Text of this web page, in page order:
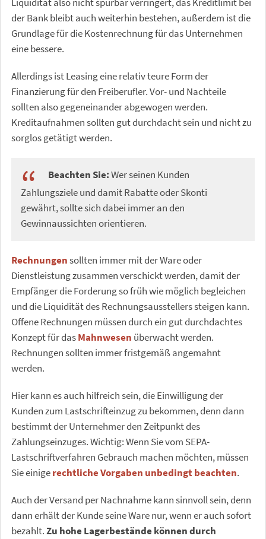
Liquidität also nicht spürbar verringert, das Kreditlimit bei
der Bank bleibt auch weiterhin bestehen, außerdem ist die
Grundlage für die Kostenrechnung für das Unternehmen
eine bessere.
Allerdings ist Leasing eine relativ teure Form der
Finanzierung für den Freiberufler. Vor- und Nachteile
sollten also gegeneinander abgewogen werden.
Kreditaufnahmen sollten gut durchdacht sein und nicht zu
sorglos getätigt werden.
Beachten Sie:Wer seinen Kunden
Zahlungsziele und damit Rabatte oder Skonti
gewährt, sollte sich dabei immer an den
Gewinnaussichten orientieren.
Rechnungensollten immer mit der Ware oder
Dienstleistung zusammen verschickt werden, damit der
Empfänger die Forderung so früh wie möglich begleichen
und die Liquidität des Rechnungsausstellers steigen kann.
Offene Rechnungen müssen durch ein gut durchdachtes
Konzept für dasMahnwesen überwacht werden.
Rechnungen sollten immer fristgemäß angemahnt
werden.
Hier kann es auch hilfreich sein, die Einwilligung der
Kunden zum Lastschrifteinzug zu bekommen, denn dann
bestimmt der Unternehmer den Zeitpunkt des
Zahlungseinzuges. Wichtig: Wenn Sie vom SEPA-
Lastschriftverfahren Gebrauch machen möchten, müssen
Sie einigerechtliche Vorgaben unbedingt beachten.
Auch der Versand per Nachnahme kann sinnvoll sein, denn
dann erhält der Kunde seine Ware nur, wenn er auch sofort
bezahlt.Zu hohe Lagerbestände können durch